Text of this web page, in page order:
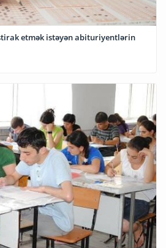
etmək istəyən abituriyentlərin